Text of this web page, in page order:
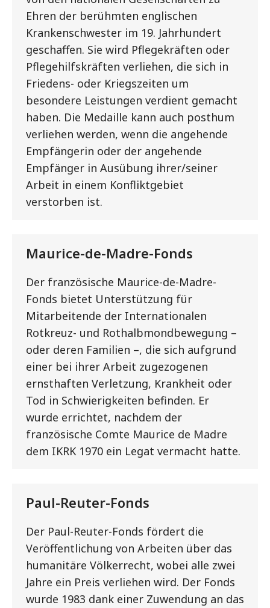
Ehren der berühmten englischen
Krankenschwester im 19. Jahrhundert
geschaffen. Sie wird Pflegekräften oder
Pflegehilfskräften verliehen, die sich in
Friedens- oder Kriegszeiten um
besondere Leistungen verdient gemacht
haben. Die Medaille kann auch posthum
verliehen werden, wenn die angehende
Empfängerin oder der angehende
Empfänger in Ausübung ihrer/seiner
Arbeit in einem Konfliktgebiet
verstorben ist.
Maurice-de-Madre-Fonds
Der französische Maurice-de-Madre-
Fonds bietet Unterstützung für
Mitarbeitende der Internationalen
Rotkreuz- und Rothalbmondbewegung –
oder deren Familien –, die sich aufgrund
einer bei ihrer Arbeit zugezogenen
ernsthaften Verletzung, Krankheit oder
Tod in Schwierigkeiten befinden. Er
wurde errichtet, nachdem der
französische Comte Maurice de Madre
dem IKRK 1970 ein Legat vermacht hatte.
Paul-Reuter-Fonds
Der Paul-Reuter-Fonds fördert die
Veröffentlichung von Arbeiten über das
humanitäre Völkerrecht, wobei alle zwei
Jahre ein Preis verliehen wird. Der Fonds
wurde 1983 dank einer Zuwendung an das